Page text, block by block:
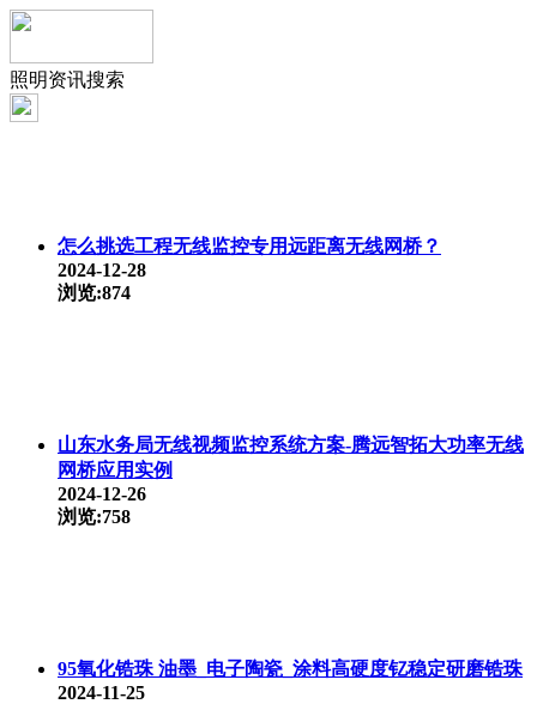
照明资讯搜索
怎么挑选工程无线监控专用远距离无线网桥？
2024-12-28
浏览:874
山东水务局无线视频监控系统方案-腾远智拓大功率无线
网桥应用实例
2024-12-26
浏览:758
95氧化锆珠 油墨_电子陶瓷_涂料高硬度钇稳定研磨锆珠
2024-11-25